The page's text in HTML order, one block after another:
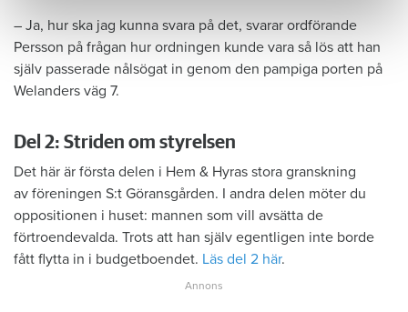
– Ja, hur ska jag kunna svara på det, svarar ordförande
Persson på frågan hur ordningen kunde vara så lös att han
själv passerade nålsögat in genom den pampiga porten på
Welanders väg 7.
Del 2: Striden om styrelsen
Det här är första delen i Hem & Hyras stora granskning
av föreningen S:t Göransgården. I andra delen möter du
oppositionen i huset: mannen som vill avsätta de
förtroendevalda. Trots att han själv egentligen inte borde
fått flytta in i budgetboendet. Läs del 2 här.